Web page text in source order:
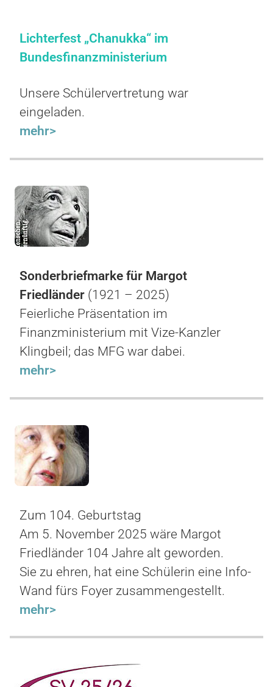
Lichterfest „Chanukka“ im
Bundesfinanzministerium
Unsere Schülervertretung war
eingeladen.
mehr>
Sonderbriefmarke für Margot
Friedländer(1921 – 2025)
Feierliche Präsentation im
Finanzministerium mit Vize-Kanzler
Klingbeil; das MFG war dabei.
mehr>
Zum 104. Geburtstag
Am 5. November 2025 wäre Margot
Friedländer 104 Jahre alt geworden.
Sie zu ehren, hat eine Schülerin eine Info-
Wand fürs Foyer zusammengestellt.
mehr>